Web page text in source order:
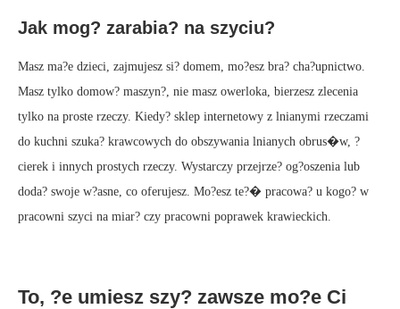
Jak mog? zarabia? na szyciu?
Masz ma?e dzieci, zajmujesz si? domem, mo?esz bra? cha?upnictwo.
Masz tylko domow? maszyn?, nie masz owerloka, bierzesz zlecenia
tylko na proste rzeczy. Kiedy? sklep internetowy z lnianymi rzeczami
do kuchni szuka? krawcowych do obszywania lnianych obrus�w, ?
cierek i innych prostych rzeczy. Wystarczy przejrze? og?oszenia lub
doda? swoje w?asne, co oferujesz. Mo?esz te?� pracowa? u kogo? w
pracowni szyci na miar? czy pracowni poprawek krawieckich.
To, ?e umiesz szy? zawsze mo?e Ci